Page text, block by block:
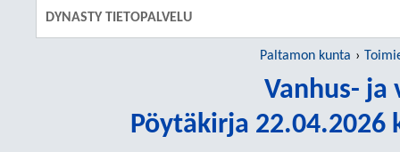
DYNASTY TIETOPALVELU
Paltamon kunta
Vanhus- ja
Pöytäkirja 22.04.2026